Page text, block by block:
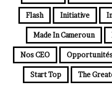
Flash Initiative
Made In Cameroun
Nos CEO
Start Top The